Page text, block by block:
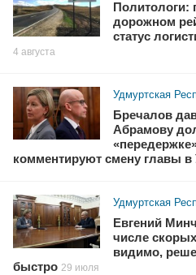
Политологи:
дорожном
статус
4 августа
Удмуртская
Бречалов
Абрамову
комментируют смену главы в
Удмуртская
Евгений
числе
видимо,
быстро 29 июля